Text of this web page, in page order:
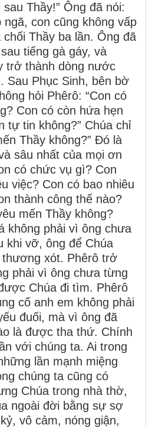
Thầy!” Ông đã nói:
ngã, con cũng không vấp
chối Thầy ba lần. Ông đã
tiếng gà gáy, và
trở thành dòng nước
Sau Phục Sinh, bên bờ
hỏi Phêrô: “Con có
Con có còn hứa hẹn
tự tin không?” Chúa chỉ
Thầy không?” Đó là
sâu nhất của mọi ơn
có chức vụ gì? Con
việc? Con có bao nhiêu
thành công thế nào?
mến Thầy không?
không phải vì ông chưa
khi vỡ, ông để Chúa
thương xót. Phêrô trở
phải vì ông chưa từng
Chúa đi tìm. Phêrô
cố anh em không phải
đuối, mà vì ông đã
là được tha thứ. Chính
với chúng ta. Ai trong
lần mạnh miệng
chúng ta cũng có
Chúa trong nhà thờ,
ngoài đời bằng sự sợ
vô cảm, nóng giận,